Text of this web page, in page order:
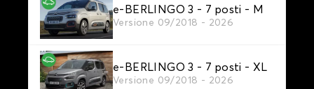
e-BERLINGO 3 - 7 posti - M
Versione 09/2018 - 2026
e-BERLINGO 3 - 7 posti - XL
Versione 09/2018 - 2026